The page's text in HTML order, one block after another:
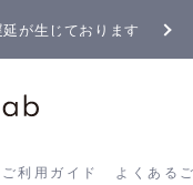
が生じております
ご利用ガイド よくある
ご利用ガイド よく